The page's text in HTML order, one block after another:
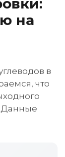
на
в
что
Данные